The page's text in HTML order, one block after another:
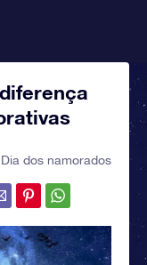
Dia dos namorados